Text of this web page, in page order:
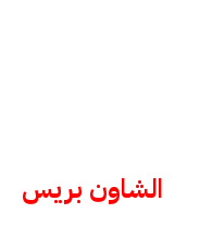
الشاون بريس